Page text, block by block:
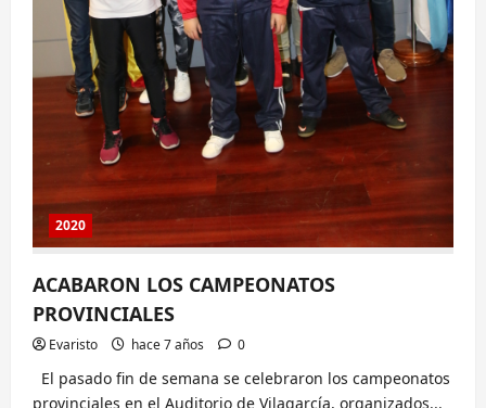
2020
ACABARON LOS CAMPEONATOS
PROVINCIALES
Evaristo hace 7 años 0
El pasado fin de semana se celebraron los campeonatos
provinciales en el Auditorio de Vilagarcía, organizados...